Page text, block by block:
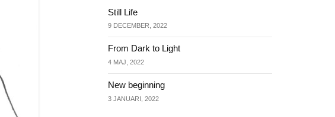
Still Life
9 DECEMBER, 2022
From Dark to Light
4 MAJ, 2022
New beginning
3 JANUARI, 2022